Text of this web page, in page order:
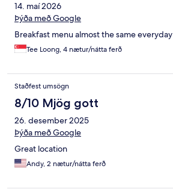
14. maí 2026
Þýða með Google
Breakfast menu almost the same everyday
Tee Loong, 4 nætur/nátta ferð
Staðfest umsögn
8/10 Mjög gott
26. desember 2025
Þýða með Google
Great location
Andy, 2 nætur/nátta ferð